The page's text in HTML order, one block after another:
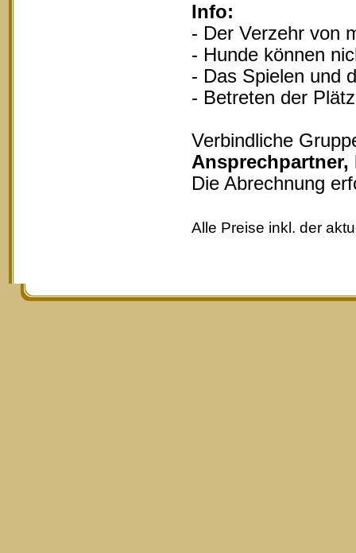
Info:
- Der Verzehr von
- Hunde können
- Das Spielen und
- Betreten der
Verbindliche
Die Abrechnung
Alle Preise inkl. der